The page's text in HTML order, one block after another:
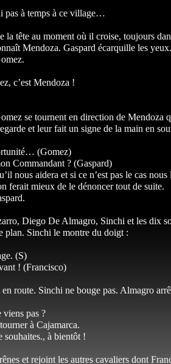
pas à temps à ce village…
la tête au moment où il croise, toujours
Mendoza. Gaspard écarquille les
c’est Mendoza !
se tournent en direction de Mendoza
et leur fait un signe de la main en
(Gomez)
Commandant ? (Gaspard)
nous aidera et si ce n’est pas le cas
ferait mieux de le dénoncer tout de suite.
Diego De Almagro, Sinchi et les dix
plan. Sinchi le montre du doigt :
(S)
! (Francisco)
en route. Sinchi ne bouge pas. Almagro
pas ?
à Cajamarca.
souhaites., à bientôt !
et rejoint les autres cavaliers dont